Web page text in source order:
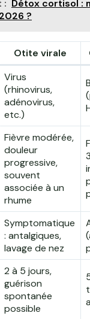
: Détox cortisol :
?
Otite virale
Virus
(rhinovirus,
adénovirus,
etc.)
Fièvre modérée,
douleur
progressive,
souvent
associée à un
rhume
Symptomatique
: antalgiques,
lavage de nez
2 à 5 jours,
guérison
spontanée
possible